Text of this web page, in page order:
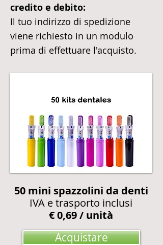
credito e debito:
Il tuo indirizzo di spedizione
viene richiesto in un modulo
prima di effettuare l'acquisto.
50 mini spazzolini da denti
IVA e trasporto inclusi
€ 0,69 / unità
Acquistare